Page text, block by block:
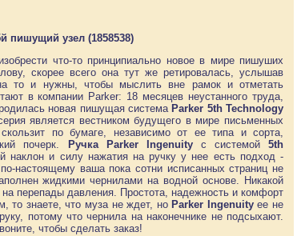
пишущий узел (1858538)
что-то принципиально новое в мире пишуших
скорее всего она тут же ретировалась, услышав
то и нужны, чтобы мыслить вне рамок и отметать
в компании Parker: 18 месяцев неустанного труда,
новая пишущая система Parker 5th Technology
является вестником будущего в мире письменных
по бумаге, независимо от ее типа и сорта,
почерк.
Ручка Parker Ingenuityс системой5th
наклон и силу нажатия на ручку у нее есть подход -
настоящему ваша пока сотни исписанных страниц не
жидкими чернилами на водной основе. Никакой
перепады давления. Простота, надежность и комфорт
то знаете, что муза не ждет, но Parker Ingenuityее не
потому что чернила на наконечнике не подсыхают.
чтобы сделать заказ!